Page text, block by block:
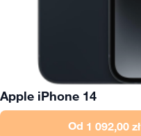
Apple iPhone 14
Od 1 092,00 zł